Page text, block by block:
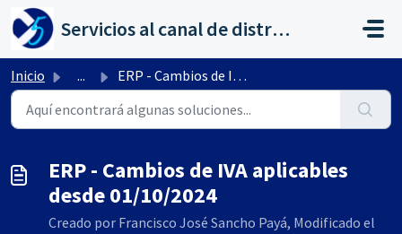
Saltar al contenido principal
Servicios al canal de distribución de AHORA
Inicio ... ERP - Cambios de IVA aplicables desde 01/10/2024
ERP - Cambios de IVA aplicables
desde 01/10/2024
Creado por Francisco José Sancho Payá, Modificado el